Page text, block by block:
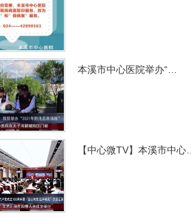
本溪市中心医院举办“…
【中心微TV】本溪市中心…